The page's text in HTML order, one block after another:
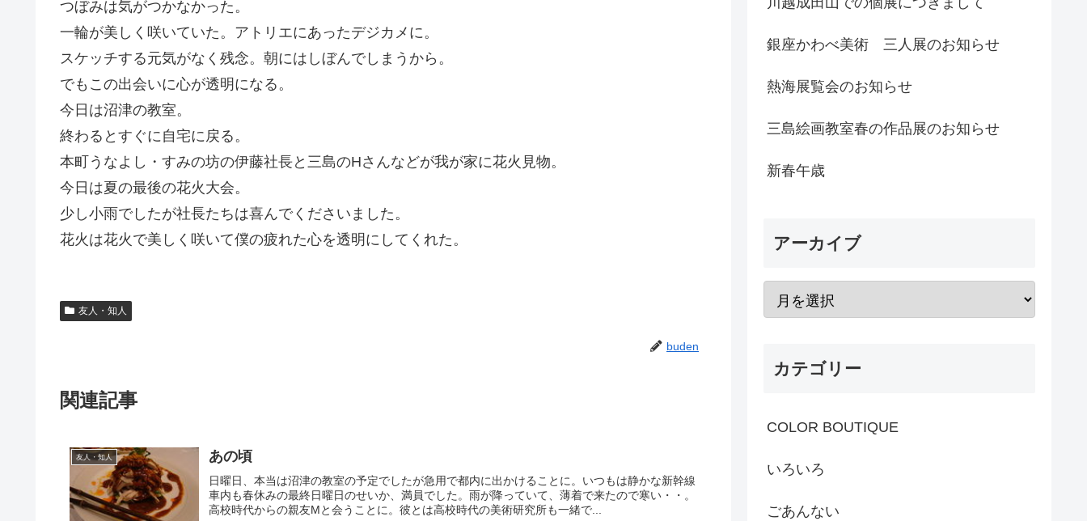
つぼみは気がつかなかった。
一輪が美しく咲いていた。アトリエにあったデジカメに。
スケッチする元気がなく残念。朝にはしぼんでしまうから。
でもこの出会いに心が透明になる。
今日は沼津の教室。
終わるとすぐに自宅に戻る。
本町うなよし・すみの坊の伊藤社長と三島のHさんなどが我が家に花火見物。
今日は夏の最後の花火大会。
少し小雨でしたが社長たちは喜んでくださいました。
花火は花火で美しく咲いて僕の疲れた心を透明にしてくれた。
友人・知人
buden
関連記事
友人・知人 あの頃
日曜日、本当は沼津の教室の予定でしたが急用で都内に出かけることに。いつもは静かな新幹線
車内も春休みの最終日曜日のせいか、満員でした。雨が降っていて、薄着で来たので寒い・・。
高校時代からの親友Mと会うことに。彼とは高校時代の美術研究所も一緒で...
銀座かわべ美術 三人展のお知らせ
熱海展覧会のお知らせ
三島絵画教室春の作品展のお知らせ
新春午歳
アーカイブ
カテゴリー
COLOR BOUTIQUE
いろいろ
ごあんない